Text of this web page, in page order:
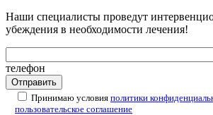
Наши специалисты проведут
убеждения в необходимости лечения!
телефон
Принимаю условия политики
пользовательское соглашение